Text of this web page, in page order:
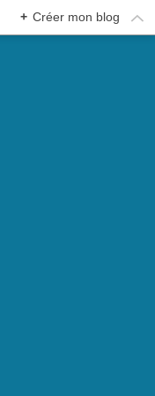
+ Créer mon blog